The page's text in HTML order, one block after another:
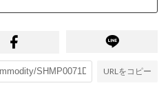
URLをコピー